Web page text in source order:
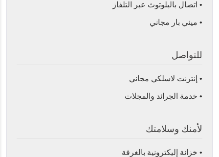
• اتصال بالبلوتوث عبر التلفاز
• ميني بار مجاني
للتواصل
• إنترنت لاسلكي مجاني
• خدمة الجرائد والمجلات
لأمنك وسلامتك
• خزانة إليكترونية بالغرفة